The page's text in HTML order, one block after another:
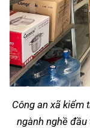
Công an xã kiểm
ngành nghề